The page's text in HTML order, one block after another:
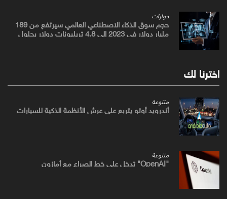
حوارات
حجم سوق الذكاء الاصطناعي العالمي سيرتفع من 189
مليار دولار في 2023 إلى 4.8 تريليونات دولار بحلول
اخترنا لك
متنوعة
أندرويد أوتو يتربع علي عرش الأنظمة الذكية للسيارات
متنوعة
"OpenAI" تدخل علي خط الصراع مع أمازون